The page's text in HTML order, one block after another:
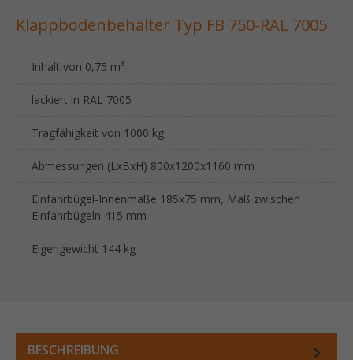
Klappbodenbehälter Typ FB 750-RAL 7005
Inhalt von 0,75 m³
lackiert in RAL 7005
Tragfähigkeit von 1000 kg
Abmessungen (LxBxH) 800x1200x1160 mm
Einfahrbügel-Innenmaße 185x75 mm, Maß zwischen
Einfahrbügeln 415 mm
Eigengewicht 144 kg
BESCHREIBUNG